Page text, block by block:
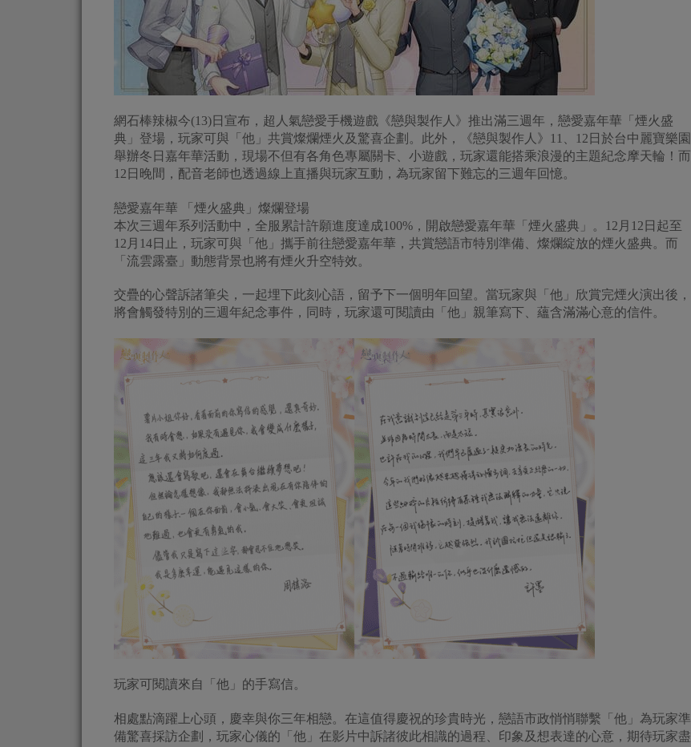
網石棒辣椒今(13)日宣布，超人氣戀愛手機遊戲《戀與製作人》推出滿三週年，戀愛嘉年華「煙火盛
典」登場，玩家可與「他」共賞燦爛煙火及驚喜企劃。此外，《戀與製作人》11、12日於台中麗寶樂園
舉辦冬日嘉年華活動，現場不但有各角色專屬關卡、小遊戲，玩家還能搭乘浪漫的主題紀念摩天輪！而
12日晚間，配音老師也透過線上直播與玩家互動，為玩家留下難忘的三週年回憶。
戀愛嘉年華 「煙火盛典」燦爛登場
本次三週年系列活動中，全服累計許願進度達成100%，開啟戀愛嘉年華「煙火盛典」。12月12日起至
12月14日止，玩家可與「他」攜手前往戀愛嘉年華，共賞戀語市特別準備、燦爛綻放的煙火盛典。而
「流雲露臺」動態背景也將有煙火升空特效。
交疊的心聲訴諸筆尖，一起埋下此刻心語，留予下一個明年回望。當玩家與「他」欣賞完煙火演出後，
將會觸發特別的三週年紀念事件，同時，玩家還可閱讀由「他」親筆寫下、蘊含滿滿心意的信件。
玩家可閱讀來自「他」的手寫信。
相處點滴躍上心頭，慶幸與你三年相戀。在這值得慶祝的珍貴時光，戀語市政悄悄聯繫「他」為玩家準
備驚喜採訪企劃，玩家心儀的「他」在影片中訴諸彼此相識的過程、印象及想表達的心意，期待玩家盡